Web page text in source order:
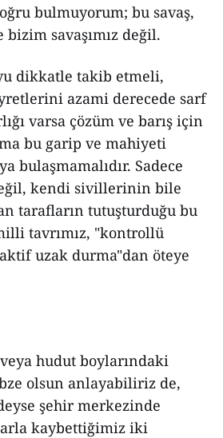
bulmuyorum; bu savaş,
savaşımız değil.
dikkatle takib etmeli,
azami derecede sarf
varsa çözüm ve barış için
bu garip ve mahiyeti
bulaşmamalıdır. Sadece
kendi sivillerinin bile
tarafların tutuşturduğu bu
tavrımız, "kontrollü
uzak durma"dan öteye
hudut boylarındaki
olsun anlayabiliriz de,
şehir merkezinde
kaybettiğimiz iki